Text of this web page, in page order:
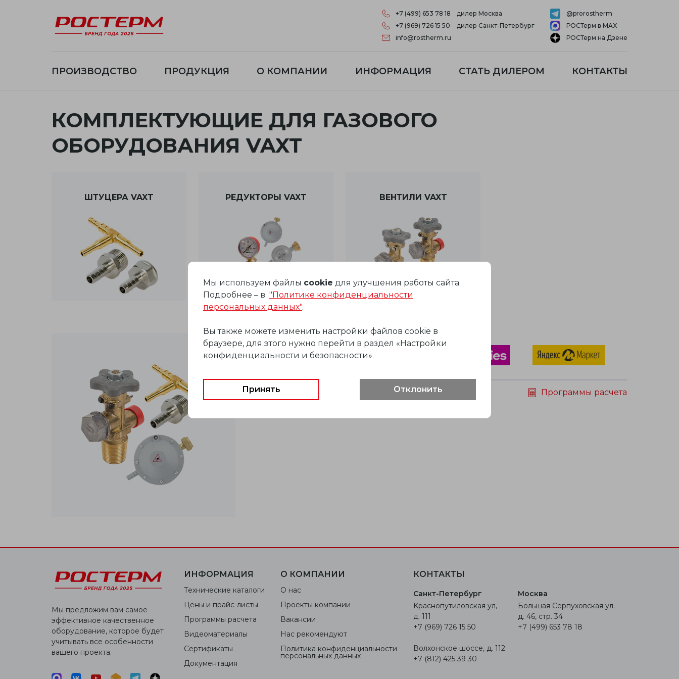
+7 (499) 653 78 18
дилер Москва
+7 (969) 726 15 50
дилер Санкт-Петербург
info@rostherm.ru
@prorostherm
РОСТерм в MAX
РОСТерм на Дзене
ПРОИЗВОДСТВО ПРОДУКЦИЯ О КОМПАНИИ ИНФОРМАЦИЯ СТАТЬ ДИЛЕРОМ КОНТАКТЫ
КОМПЛЕКТУЮЩИЕ ДЛЯ ГАЗОВОГО
ОБОРУДОВАНИЯ VAXT
ШТУЦЕРА VAXT РЕДУКТОРЫ VAXT ВЕНТИЛИ VAXT
Где купить
Документация Сертификаты
Программы расчета
Мы предложим вам самое
эффективное качественное
оборудование, которое будет
учитывать все особенности
вашего проекта.
ИНФОРМАЦИЯ
Технические каталоги
Цены и прайс-листы
Программы расчета
Видеоматериалы
Сертификаты
Документация
О КОМПАНИИ
О нас
Проекты компании
Вакансии
Нас рекомендуют
Политика конфиденциальности
персональных данных
КОНТАКТЫ
Санкт-Петербург
Краснопутиловская ул,
д. 111
+7 (969) 726 15 50
Волхонское шоссе, д. 112
+7 (812) 425 39 30
Москва
Большая Серпуховская ул.
д. 46, стр. 34
+7 (499) 653 78 18
Мы используем файлы cookie для улучшения работы сайта.
Подробнее – в "Политике конфиденциальности
персональных данных".
Вы также можете изменить настройки файлов cookie в
браузере, для этого нужно перейти в раздел «Настройки
конфиденциальности и безопасности»
Принять Отклонить